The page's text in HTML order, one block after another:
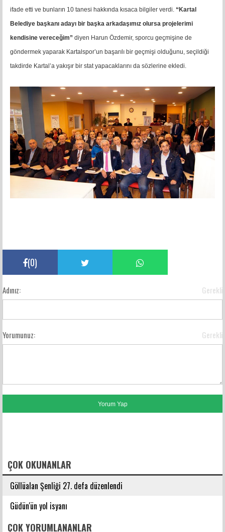
ifade etti ve bunların 10 tanesi hakkında kısaca bilgiler verdi. “Kartal
Belediye başkanı adayı bir başka arkadaşımız olursa projelerimi
kendisine vereceğim” diyen Harun Özdemir, sporcu geçmişine de
göndermek yaparak Kartalspor’un başarılı bir geçmişi olduğunu, seçildiği
takdirde Kartal’a yakışır bir stat yapacaklarını da sözlerine ekledi.
(0)
Adınız: Gerekli
Yorumunuz: Gerekli
ÇOK OKUNANLAR
Göllüalan Şenliği 27. defa düzenlendi
Güdün'ün yol isyanı
ÇOK YORUMLANANLAR